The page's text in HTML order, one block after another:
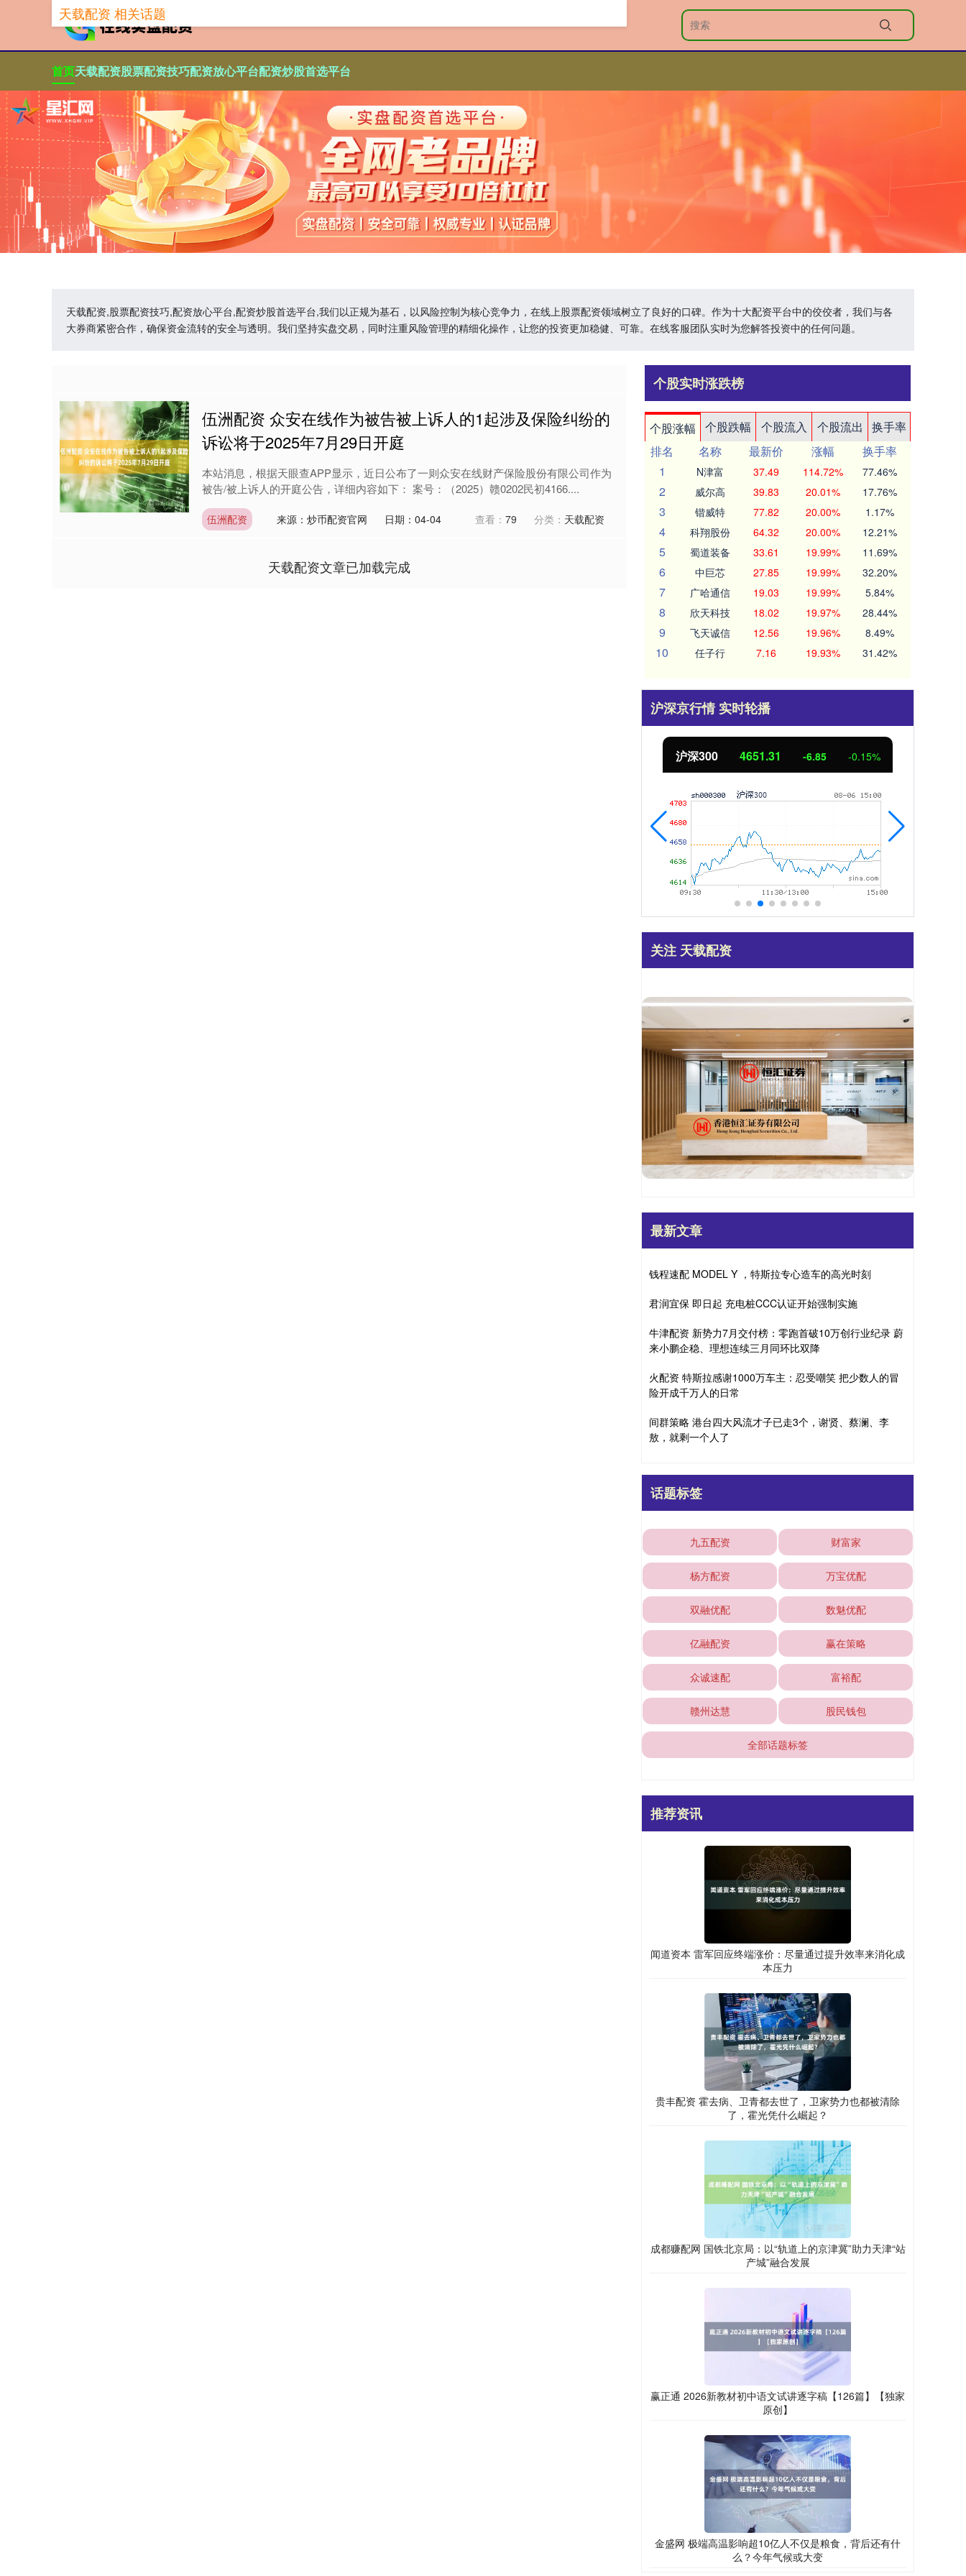
首页天载配资股票配资技巧配资放心平台配资炒股首选平台
天载配资,股票配资技巧,配资放心平台,配资炒股首选平台,我们以正规为基石，以风险控制为核心竞争力，在线上股票配资领域树立了良好的口碑。作为十大配资平台中的佼佼者，我们与各
大券商紧密合作，确保资金流转的安全与透明。我们坚持实盘交易，同时注重风险管理的精细化操作，让您的投资更加稳健、可靠。在线客服团队实时为您解答投资中的任何问题。
天载配资 相关话题
伍洲配资 众安在线作为被告被上诉人的1起涉及保险纠纷的
诉讼将于2025年7月29日开庭
本站消息，根据天眼查APP显示，近日公布了一则众安在线财产保险股份有限公司作为
被告/被上诉人的开庭公告，详细内容如下： 案号：（2025）赣0202民初4166....
伍洲配资 来源：炒币配资官网 日期：04-04 查看： 79 分类： 天载配资
天载配资文章已加载完成
个股实时涨跌榜
个股涨幅 个股跌幅 个股流入 个股流出
换手率
排名
名称 最新价 涨幅
换手率
1
N津富 37.49 114.72% 77.46%
2 威尔高 39.83 20.01% 17.76%
3 锴威特 77.82 20.00% 1.17%
4 科翔股份 64.32 20.00% 12.21%
5 蜀道装备 33.61 19.99% 11.69%
6 中巨芯 27.85 19.99% 32.20%
7 广哈通信 19.03 19.99% 5.84%
8 欣天科技 18.02 19.97% 28.44%
9 飞天诚信 12.56 19.96% 8.49%
10 任子行 7.16 19.93% 31.42%
沪深京行情 实时轮播
北证50 1122.88 3.42 0.30%
关注 天载配资
最新文章
钱程速配 MODEL Y ，特斯拉专心造车的高光时刻
君润宜保 即日起 充电桩CCC认证开始强制实施
牛津配资 新势力7月交付榜：零跑首破10万创行业纪录 蔚
来小鹏企稳、理想连续三月同环比双降
火配资 特斯拉感谢1000万车主：忍受嘲笑 把少数人的冒
险开成千万人的日常
间群策略 港台四大风流才子已走3个，谢贤、蔡澜、李
敖，就剩一个人了
话题标签
九五配资 财富家
杨方配资 万宝优配
双融优配 数魅优配
亿融配资 赢在策略
众诚速配 富裕配
赣州达慧 股民钱包
全部话题标签
推荐资讯
闻道资本 雷军回应终端涨价：尽量通过提升效率来消化成
本压力
贵丰配资 霍去病、卫青都去世了，卫家势力也都被清除
了，霍光凭什么崛起？
成都赚配网 国铁北京局：以“轨道上的京津冀”助力天津“站
产城”融合发展
赢正通 2026新教材初中语文试讲逐字稿【126篇】【独家
原创】
金盛网 极端高温影响超10亿人不仅是粮食，背后还有什
么？今年气候或大变